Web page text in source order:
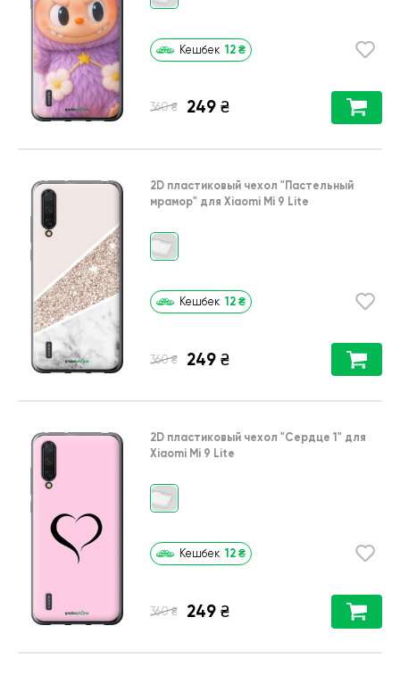
Кешбек 12 ₴
360 ₴ 249 ₴
2D пластиковый чехол "Пастельный
мрамор" для Xiaomi Mi 9 Lite
Кешбек 12 ₴
360 ₴ 249 ₴
2D пластиковый чехол "Сердце 1" для
Xiaomi Mi 9 Lite
Кешбек 12 ₴
360 ₴ 249 ₴